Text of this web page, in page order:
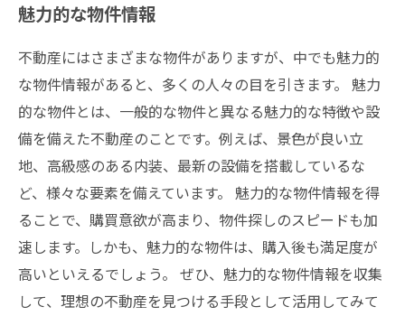
魅力的な物件情報
不動産にはさまざまな物件がありますが、中でも魅力的
な物件情報があると、多くの人々の目を引きます。 魅力
的な物件とは、一般的な物件と異なる魅力的な特徴や設
備を備えた不動産のことです。例えば、景色が良い立
地、高級感のある内装、最新の設備を搭載しているな
ど、様々な要素を備えています。 魅力的な物件情報を得
ることで、購買意欲が高まり、物件探しのスピードも加
速します。しかも、魅力的な物件は、購入後も満足度が
高いといえるでしょう。 ぜひ、魅力的な物件情報を収集
して、理想の不動産を見つける手段として活用してみて